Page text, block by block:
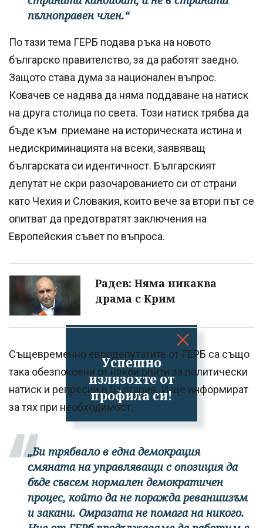
Успешно
излязохте от
профила си!
пълноправен член.“
По тази тема ГЕРБ подава ръка на новото
българско правителство, за да работят заедно.
Защото става дума за национален въпрос.
Ковачев се надява да няма поддаване на натиск
на друга столица по света. Този натиск трябва да
бъде към приемане на историческата истина и
недискриминацията на всеки, заявяващ
българската си идентичност. Българският
депутат не скри разочарованието си от страни
като Чехия и Словакия, които вече за втори път се
опитват да предотвратят заключения на
Европейския съвет по въпроса.
Радев: Няма никаква
драма с Крим
Същевременно евродепутатите от ГЕРБ са също
така обезпокоени от някои опити за политически
натиск и репресии в България. И ще информират
за тях при необходимост.
„Би трябвало в една демокрация
смяната на управляващи с опозиция да
бъде съвсем нормален демократичен
процес, който да не поражда реваншизъм
и закани. Омразата не помага на никого.